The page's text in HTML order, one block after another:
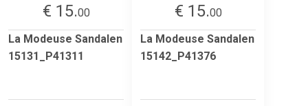
€ 15.00
La Modeuse Sandalen
15131_P41311
€ 15.00
La Modeuse Sandalen
15142_P41376